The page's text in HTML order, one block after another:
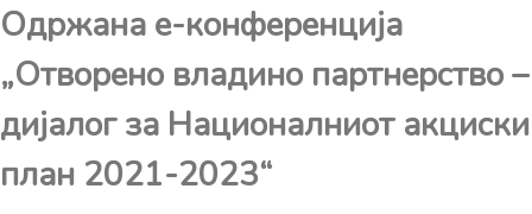
Одржана е-конференција
„Отворено владино партнерство –
дијалог за Националниот акциски
план 2021-2023“